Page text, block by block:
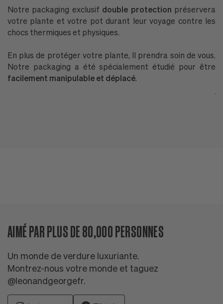
Notre packaging exclusif double protection préservera
votre plante et votre pot durant leur voyage contre les
chocs thermiques et physiques.
En plus de protéger votre plante, Il prendra soin de vous.
Notre packaging a été spécialement étudié pour être
facilement manipulable et déplacé.
AIMÉ PAR PLUS DE 80,000 PERSONNES
Un monde de verdure luxuriante.
Montrez-nous votre monde et taguez
@leonandgeorgefr.